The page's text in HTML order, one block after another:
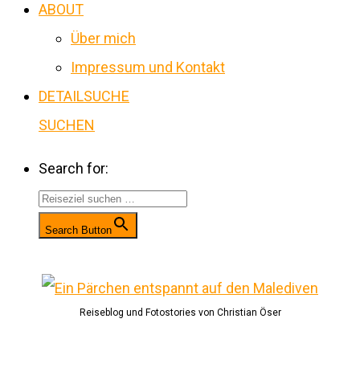
ABOUT
Über mich
Impressum und Kontakt
DETAILSUCHE
SUCHEN
Search for:
Search Button
Reiseblog und Fotostories von Christian Öser